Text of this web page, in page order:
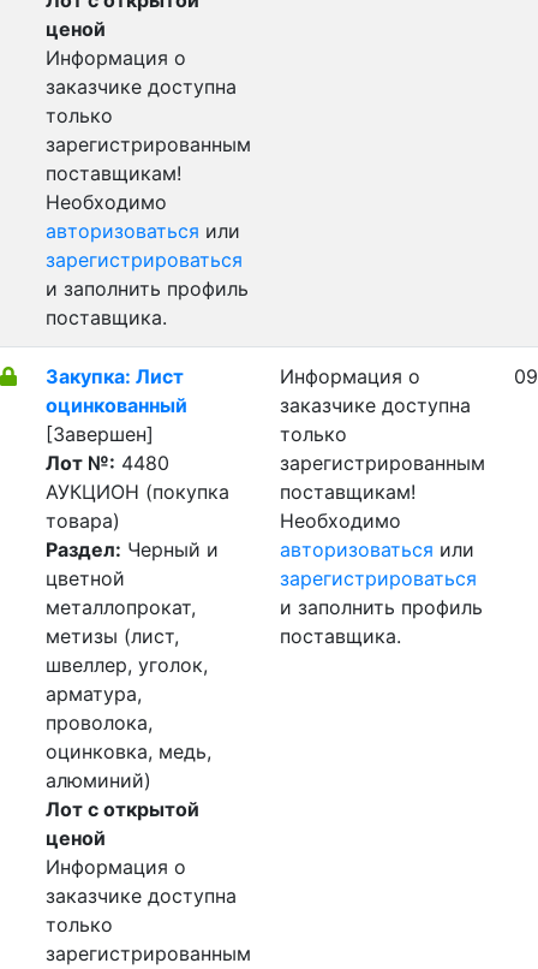
ценой
Информация о
заказчике доступна
только
зарегистрированным
поставщикам!
Необходимо
авторизоваться или
зарегистрироваться
и заполнить профиль
поставщика.
Закупка: Лист
оцинкованный
[Завершен]
Лот №: 4480
АУКЦИОН (покупка
товара)
Раздел: Черный и
цветной
металлопрокат,
метизы (лист,
швеллер, уголок,
арматура,
проволока,
оцинковка, медь,
алюминий)
Лот с открытой
ценой
Информация о
заказчике доступна
только
зарегистрированным
Информация о
заказчике доступна
только
зарегистрированным
поставщикам!
Необходимо
авторизоваться или
зарегистрироваться
и заполнить профиль
поставщика.